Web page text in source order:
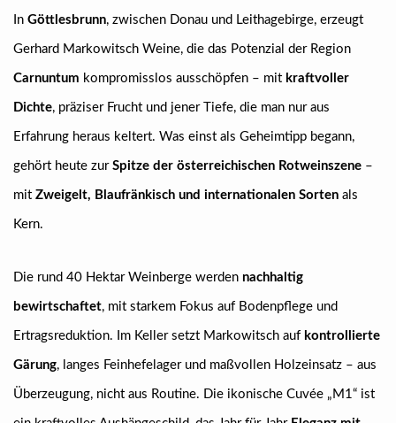
In Göttlesbrunn, zwischen Donau und Leithagebirge, erzeugt
Gerhard Markowitsch Weine, die das Potenzial der Region
Carnuntum kompromisslos ausschöpfen – mit kraftvoller
Dichte, präziser Frucht und jener Tiefe, die man nur aus
Erfahrung heraus keltert. Was einst als Geheimtipp begann,
gehört heute zur Spitze der österreichischen Rotweinszene –
mit Zweigelt, Blaufränkisch und internationalen Sorten als
Kern.
Die rund 40 Hektar Weinberge werden nachhaltig
bewirtschaftet, mit starkem Fokus auf Bodenpflege und
Ertragsreduktion. Im Keller setzt Markowitsch auf kontrollierte
Gärung, langes Feinhefelager und maßvollen Holzeinsatz – aus
Überzeugung, nicht aus Routine. Die ikonische Cuvée „M1“ ist